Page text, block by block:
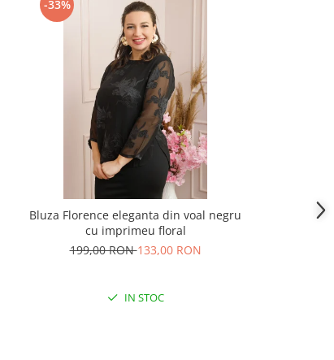
-33%
Bluza Florence eleganta din voal negru
cu imprimeu floral
199,00 RON133,00 RON
IN STOC
Bluza